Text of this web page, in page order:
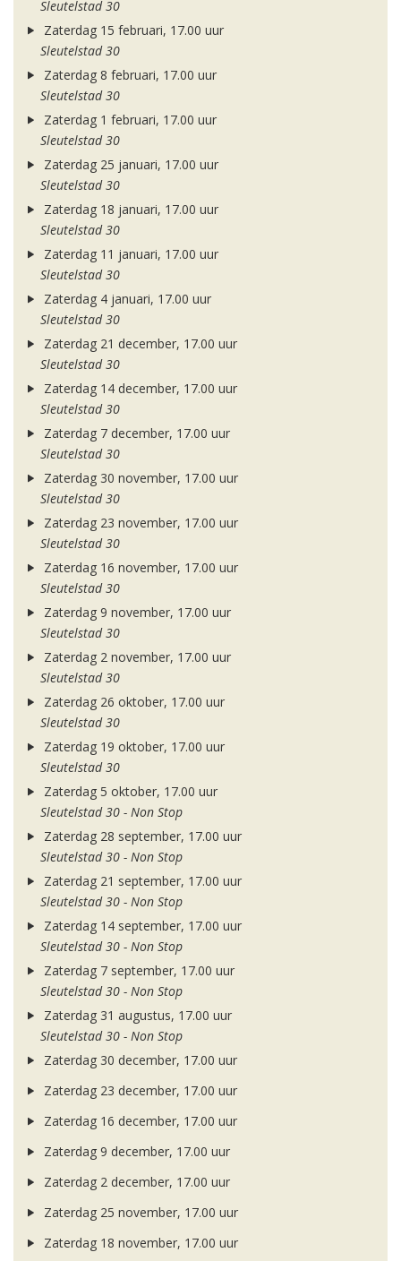
Sleutelstad 30
Zaterdag 15 februari, 17.00 uur
Sleutelstad 30
Zaterdag 8 februari, 17.00 uur
Sleutelstad 30
Zaterdag 1 februari, 17.00 uur
Sleutelstad 30
Zaterdag 25 januari, 17.00 uur
Sleutelstad 30
Zaterdag 18 januari, 17.00 uur
Sleutelstad 30
Zaterdag 11 januari, 17.00 uur
Sleutelstad 30
Zaterdag 4 januari, 17.00 uur
Sleutelstad 30
Zaterdag 21 december, 17.00 uur
Sleutelstad 30
Zaterdag 14 december, 17.00 uur
Sleutelstad 30
Zaterdag 7 december, 17.00 uur
Sleutelstad 30
Zaterdag 30 november, 17.00 uur
Sleutelstad 30
Zaterdag 23 november, 17.00 uur
Sleutelstad 30
Zaterdag 16 november, 17.00 uur
Sleutelstad 30
Zaterdag 9 november, 17.00 uur
Sleutelstad 30
Zaterdag 2 november, 17.00 uur
Sleutelstad 30
Zaterdag 26 oktober, 17.00 uur
Sleutelstad 30
Zaterdag 19 oktober, 17.00 uur
Sleutelstad 30
Zaterdag 5 oktober, 17.00 uur
Sleutelstad 30 - Non Stop
Zaterdag 28 september, 17.00 uur
Sleutelstad 30 - Non Stop
Zaterdag 21 september, 17.00 uur
Sleutelstad 30 - Non Stop
Zaterdag 14 september, 17.00 uur
Sleutelstad 30 - Non Stop
Zaterdag 7 september, 17.00 uur
Sleutelstad 30 - Non Stop
Zaterdag 31 augustus, 17.00 uur
Sleutelstad 30 - Non Stop
Zaterdag 30 december, 17.00 uur
Zaterdag 23 december, 17.00 uur
Zaterdag 16 december, 17.00 uur
Zaterdag 9 december, 17.00 uur
Zaterdag 2 december, 17.00 uur
Zaterdag 25 november, 17.00 uur
Zaterdag 18 november, 17.00 uur